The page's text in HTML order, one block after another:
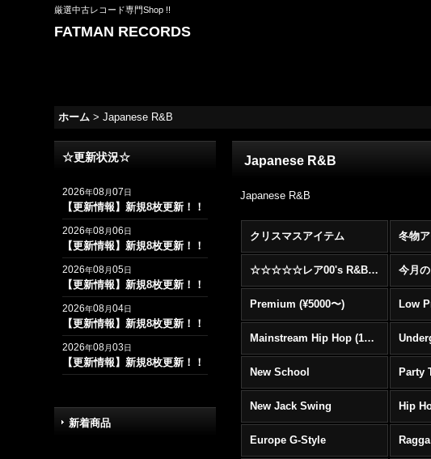
厳選中古レコード専門Shop !!
FATMAN RECORDS
ホーム > Japanese R&B
☆更新状況☆
2026年08月07日
【更新情報】新規8枚更新！！
2026年08月06日
【更新情報】新規8枚更新！！
2026年08月05日
【更新情報】新規8枚更新！！
2026年08月04日
【更新情報】新規8枚更新！！
2026年08月03日
【更新情報】新規8枚更新！！
新着商品
Japanese R&B
Japanese R&B
クリスマスアイテム 冬物
☆☆☆☆☆レア00's R&B Promo Only盤特集！！☆☆☆☆☆ 今月
Premium (¥5000〜) Low
Mainstream Hip Hop (1990〜1999)
New School Party
New Jack Swing Hip
Europe G-Style